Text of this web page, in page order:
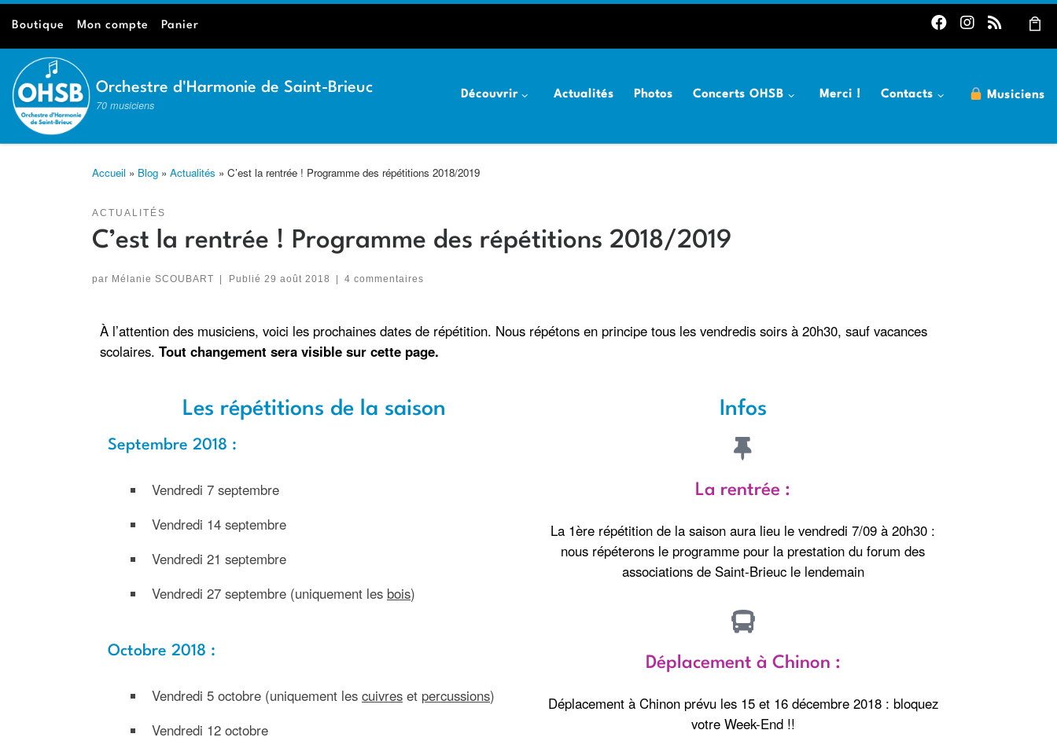
Passer au contenu
Boutique Mon compte Panier
Orchestre d'Harmonie de Saint-Brieuc
70 musiciens
Découvrir Actualités Photos Concerts OHSB Merci ! Contacts Musiciens
Accueil » Blog » Actualités » C’est la rentrée ! Programme des répétitions 2018/2019
ACTUALITÉS
C’est la rentrée ! Programme des répétitions 2018/2019
par Mélanie SCOUBART | Publié 29 août 2018 | 4 commentaires
À l’attention des musiciens, voici les prochaines dates de répétition. Nous répétons en principe tous les vendredis soirs à 20h30, sauf vacances
scolaires. Tout changement sera visible sur cette page.
Les répétitions de la saison
Septembre 2018 :
Vendredi 7 septembre
Vendredi 14 septembre
Vendredi 21 septembre
Vendredi 27 septembre (uniquement les bois)
Octobre 2018 :
Vendredi 5 octobre (uniquement les cuivres et percussions)
Vendredi 12 octobre
Infos
La rentrée :
La 1ère répétition de la saison aura lieu le vendredi 7/09 à 20h30 :
nous répéterons le programme pour la prestation du forum des
associations de Saint-Brieuc le lendemain
Déplacement à Chinon :
Déplacement à Chinon prévu les 15 et 16 décembre 2018 : bloquez
votre Week-End !!